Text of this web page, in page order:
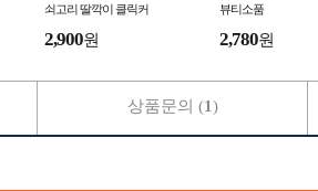
쇠고리 딸깍이 클릭커
2,900원
뷰티소품
2,780원
상품문의 (1)